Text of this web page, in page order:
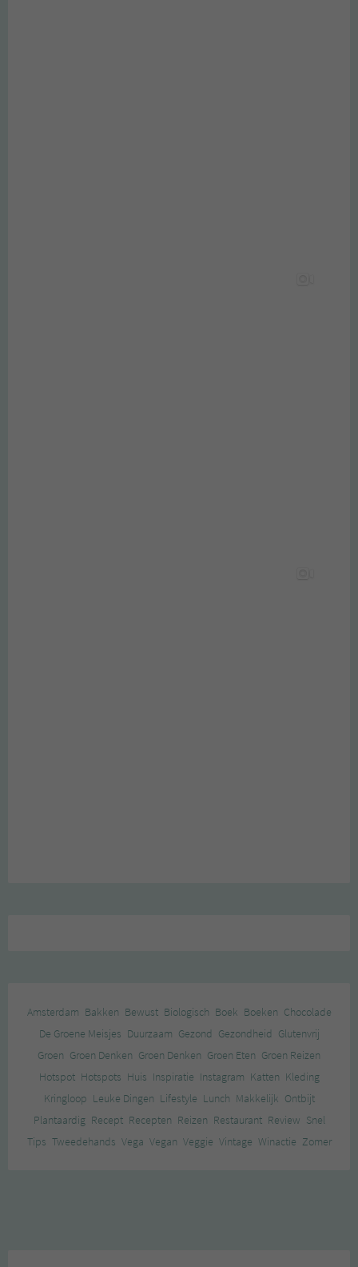
Amsterdam Bakken Bewust Biologisch Boek Boeken Chocolade
De Groene Meisjes Duurzaam Gezond Gezondheid Glutenvrij
Groen Groen Denken Groen Denken Groen Eten Groen Reizen
Hotspot Hotspots Huis Inspiratie Instagram Katten Kleding
Kringloop Leuke Dingen Lifestyle Lunch Makkelijk Ontbijt
Plantaardig Recept Recepten Reizen Restaurant Review Snel
Tips Tweedehands Vega Vegan Veggie Vintage Winactie Zomer